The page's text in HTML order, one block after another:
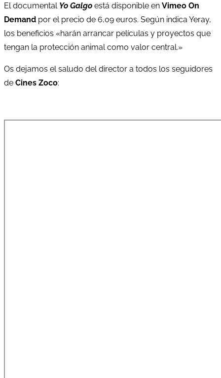
El documental Yo Galgo está disponible en Vimeo On
Demand por el precio de 6,09 euros. Según indica Yeray,
los beneficios «harán arrancar películas y proyectos que
tengan la protección animal como valor central.»
Os dejamos el saludo del director a todos los seguidores
de Cines Zoco: